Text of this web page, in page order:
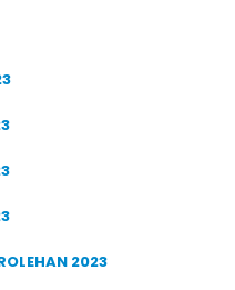
2023